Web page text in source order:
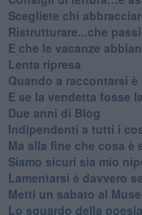
​Scegliete chi
​Ristrutturare...che
​E che le vacanze
​Lenta ripresa
​Quando a raccontarsi
​E se la vendetta fosse
​Due anni di Blog
​Indipendenti a tutti i
​Ma alla fine che cosa è
​Siamo sicuri sia mio
​Lamentarsi è davvero
​Metti un sabato al
​Lo sguardo della